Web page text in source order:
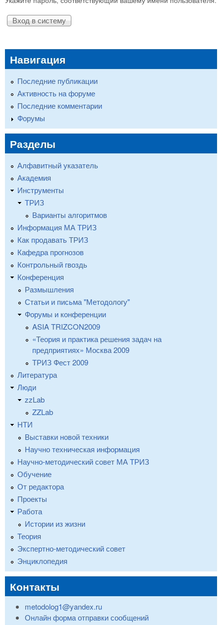
Навигация
Последние публикации
Активность на форуме
Последние комментарии
Форумы
Разделы
Алфавитный указатель
Академия
Инструменты
ТРИЗ
Варианты алгоритмов
Информация МА ТРИЗ
Как продавать ТРИЗ
Кафедра прогнозов
Контрольный гвоздь
Конференция
Размышления
Статьи и письма "Методологу"
Форумы и конференции
ASIA TRIZCON2009
«Теория и практика решения задач на
предприятиях» Москва 2009
ТРИЗ Фест 2009
Литература
Люди
zzLab
ZZLab
НТИ
Выставки новой техники
Научно техническая информация
Научно-методический совет МА ТРИЗ
Обучение
От редактора
Проекты
Работа
Истории из жизни
Теория
Экспертно-методический совет
Энциклопедия
Контакты
metodolog1@yandex.ru
Онлайн форма отправки сообщений